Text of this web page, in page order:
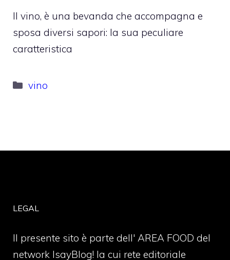
Il vino, è una bevanda che accompagna e
sposa diversi sapori: la sua peculiare
caratteristica
Categorie
vino
LEGAL
Il presente sito è parte dell' AREA FOOD del
network IsayBlog! la cui rete editoriale